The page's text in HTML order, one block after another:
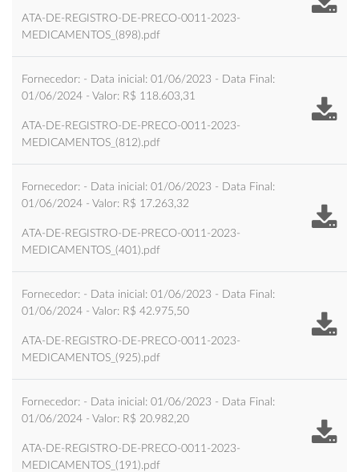
ATA-DE-REGISTRO-DE-PRECO-0011-2023-
MEDICAMENTOS_(898).pdf
Fornecedor: - Data inicial: 01/06/2023 - Data Final:
01/06/2024 - Valor: R$ 118.603,31
ATA-DE-REGISTRO-DE-PRECO-0011-2023-
MEDICAMENTOS_(812).pdf
Fornecedor: - Data inicial: 01/06/2023 - Data Final:
01/06/2024 - Valor: R$ 17.263,32
ATA-DE-REGISTRO-DE-PRECO-0011-2023-
MEDICAMENTOS_(401).pdf
Fornecedor: - Data inicial: 01/06/2023 - Data Final:
01/06/2024 - Valor: R$ 42.975,50
ATA-DE-REGISTRO-DE-PRECO-0011-2023-
MEDICAMENTOS_(925).pdf
Fornecedor: - Data inicial: 01/06/2023 - Data Final:
01/06/2024 - Valor: R$ 20.982,20
ATA-DE-REGISTRO-DE-PRECO-0011-2023-
MEDICAMENTOS_(191).pdf